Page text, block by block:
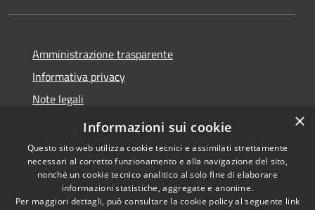
Amministrazione trasparente
Informativa privacy
Note legali
Dichiarazione di accessibilità
Copyright © 2026 • Comune di
×
Informazioni sui cookie
Questo sito web utilizza cookie tecnici e assimilati strettamente
necessari al corretto funzionamento e alla navigazione del sito,
nonché un cookie tecnico analitico al solo fine di elaborare
informazioni statistiche, aggregate e anonime.
Per maggiori dettagli, può consultare la cookie policy al seguente link